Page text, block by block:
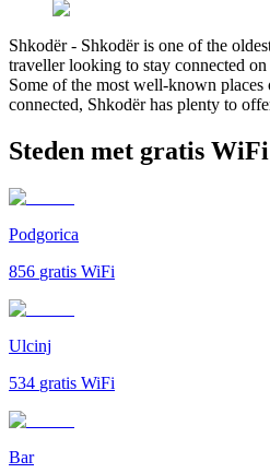
Shkodër- Shkodër is one of the
traveller looking to stay connected
Some of the most well-known
connected, Shkodër has plenty to
Steden met gratis
Podgorica
856 gratis WiFi
Ulcinj
534 gratis WiFi
Bar